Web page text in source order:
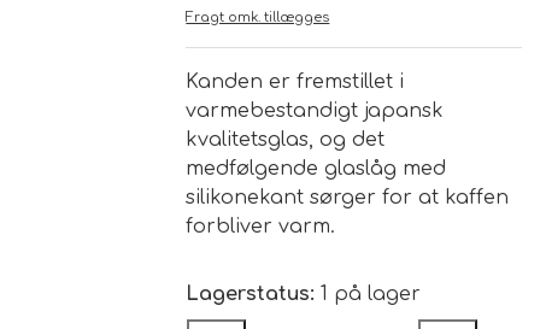
Løsvægt teer
Sort Te
Grøn Hvid Te
Chaplon Te
Matcha te og tilbehør
Nyheder
Åbningstider
Fragt omk. tillægges
Kanden er fremstillet i
varmebestandigt japansk
kvalitetsglas, og det
medfølgende glaslåg med
silikonekant sørger for at kaffen
forbliver varm.
Lagerstatus: 1 på lager